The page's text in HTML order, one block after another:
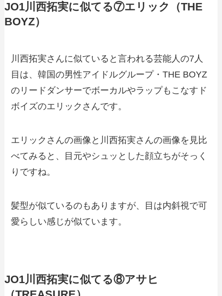
JO1川西拓実に似てる⑦エリック（THE
BOYZ）
川西拓実さんに似ていると言われる芸能人の7人
目は、韓国の男性アイドルグループ・THE BOYZ
のリードダンサーでボーカルやラップもこなすド
ボイズのエリックさんです。
エリックさんの画像と川西拓実さんの画像を見比
べてみると、目元やシュッとした顔立ちがそっく
りですね。
髪型が似ているのもありますが、目は内斜視で可
愛らしい感じが似ています。
JO1川西拓実に似てる⑧アサヒ